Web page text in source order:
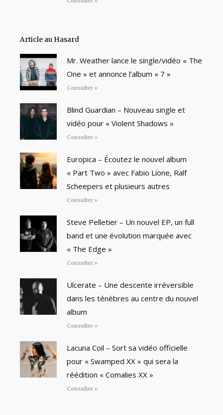
Article au Hasard
Mr. Weather lance le single/vidéo « The
One » et annonce l’album « 7 »
Consulter »
Blind Guardian – Nouveau single et
vidéo pour « Violent Shadows »
Consulter »
Europica – Écoutez le nouvel album
« Part Two » avec Fabio Lione, Ralf
Scheepers et plusieurs autres
Consulter »
Steve Pelletier – Un nouvel EP, un full
band et une évolution marquée avec
« The Edge »
Consulter »
Ulcerate – Une descente irréversible
dans les ténèbres au centre du nouvel
album
Consulter »
Lacuna Coil – Sort sa vidéo officielle
pour « Swamped XX » qui sera la
réédition « Comalies XX »
Consulter »